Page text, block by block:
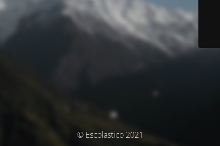
© Escolastico 2021